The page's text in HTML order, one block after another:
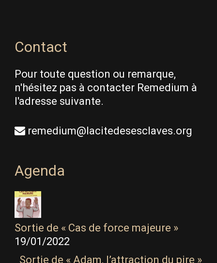
Contact
Pour toute question ou remarque,
n'hésitez pas à contacter Remedium à
l'adresse suivante.
remedium@lacitedesesclaves.org
Agenda
Sortie de « Cas de force majeure »
19/01/2022
Sortie de « Adam, l’attraction du pire »